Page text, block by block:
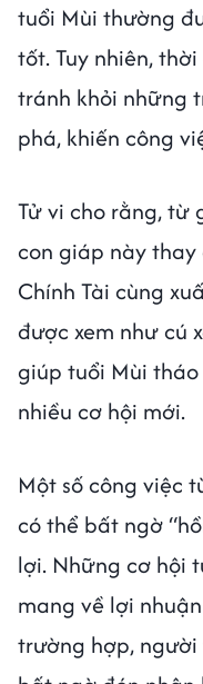
tuổi Mùi thường
tốt. Tuy nhiên,
tránh khỏi những
phá, khiến công
Tử vi cho rằng, từ
con giáp này
Chính Tài cùng
được xem như cú
giúp tuổi Mùi
nhiều cơ hội mới.
Một số công việc
có thể bất ngờ
lợi. Những cơ hội
mang về lợi
trường hợp,